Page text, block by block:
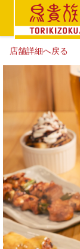
店舗詳細へ戻る